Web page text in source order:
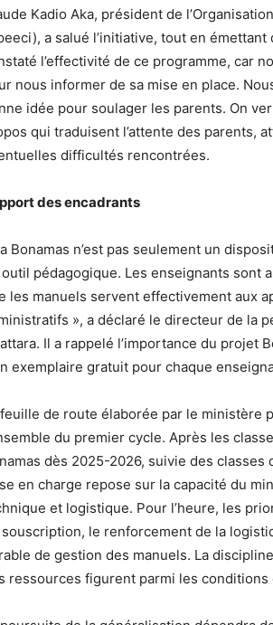
Kadio Aka, président de
a salué l’initiative, tout en
l’effectivité de ce programme, car
nous informer de sa mise en place.
idée pour soulager les parents. On
qui traduisent l’attente des parents,
difficultés rencontrées.
des encadrants
Bonamas n’est pas seulement un
outil pédagogique. Les enseignants
les manuels servent effectivement aux
», a déclaré le directeur de la
Il a rappelé l’importance du projet
exemplaire gratuit pour chaque
feuille de route élaborée par le
du premier cycle. Après les
dès 2025-2026, suivie des
en charge repose sur la capacité du
et logistique. Pour l’heure, les
le renforcement de la
de gestion des manuels. La
ressources figurent parmi les